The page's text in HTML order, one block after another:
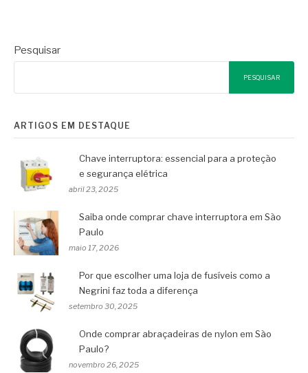
Pesquisar
PESQUISAR
ARTIGOS EM DESTAQUE
Chave interruptora: essencial para a proteção
e segurança elétrica
abril 23, 2025
Saiba onde comprar chave interruptora em São
Paulo
maio 17, 2026
Por que escolher uma loja de fusíveis como a
Negrini faz toda a diferença
setembro 30, 2025
Onde comprar abraçadeiras de nylon em São
Paulo?
novembro 26, 2025